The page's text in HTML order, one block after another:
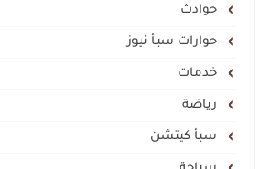
حوادث
حوارات سبأ نيوز
خدمات
رياضة
سبأ كيتشن